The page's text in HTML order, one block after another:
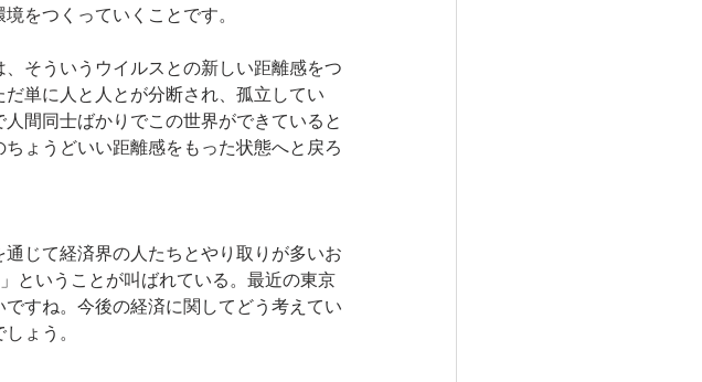
をつくっていくことです。
そういうウイルスとの新しい距離感をつ
単に人と人とが分断され、孤立してい
間同士ばかりでこの世界ができていると
ょうどいい距離感をもった状態へと戻ろ
じて経済界の人たちとやり取りが多いお
ということが叫ばれている。最近の東京
すね。今後の経済に関してどう考えてい
ょう。